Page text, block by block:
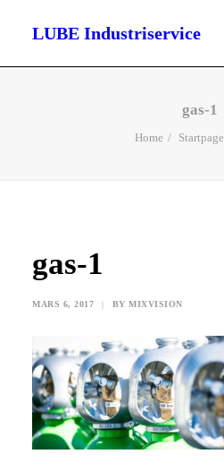
LUBE Industriservice
MÄTTEKNIK – LASER
KONTAKT
SEARCH
gas-1
Home Startpage
gas-1
MARS 6, 2017 | BY MIXVISION